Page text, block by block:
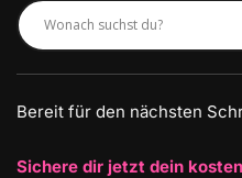
Bereit für den nächsten
Sichere dir jetzt dein